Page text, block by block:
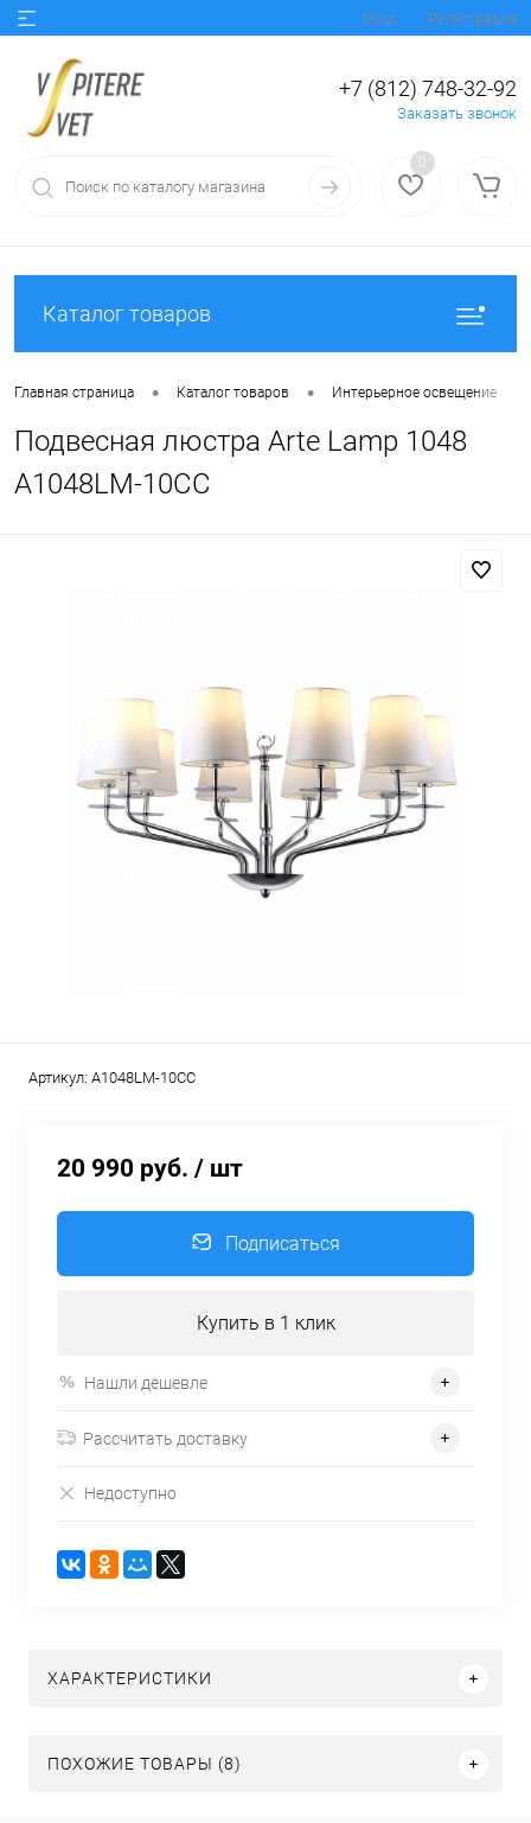
Вход Регистрация
+7 (812) 748-32-92
Заказать звонок
0
Каталог товаров
Главная страница • Каталог товаров • Интерьерное освещение
Подвесная люстра Arte Lamp 1048
A1048LM-10CC
Артикул: A1048LM-10CC
20 990 руб. / шт
Подписаться
Купить в 1 клик
Нашли дешевле
Рассчитать доставку
Недоступно
ХАРАКТЕРИСТИКИ
ПОХОЖИЕ ТОВАРЫ (8)